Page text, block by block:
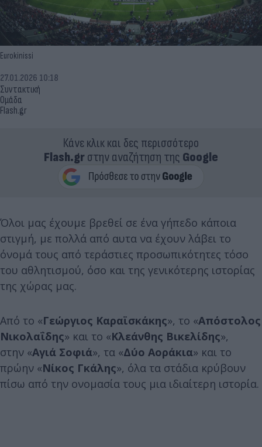
Eurokinissi
Συντακτική
Ομάδα
Flash.gr
27.01.2026 10:18
Κάνε κλικ και δες περισσότερο
Flash.grστην αναζήτηση της Google
Όλοι μας έχουμε βρεθεί σε ένα γήπεδο κάποια
στιγμή, με πολλά από αυτα να έχουν λάβει το
όνομά τους από τεράστιες προσωπικότητες τόσο
του αθλητισμού, όσο και της γενικότερης ιστορίας
της χώρας μας.
Από το «Γεώργιος Καραϊσκάκης», το «Απόστολος
Νικολαΐδης» και το «Κλεάνθης Βικελίδης»,
στην «Αγιά Σοφιά», τα «Δύο Αοράκια» και το
πρώην «Νίκος Γκάλης», όλα τα στάδια κρύβουν
πίσω από την ονομασία τους μια ιδιαίτερη ιστορία.